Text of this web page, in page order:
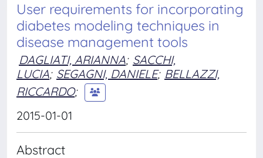
User requirements for incorporating
diabetes modeling techniques in
disease management tools
DAGLIATI, ARIANNA; SACCHI,
LUCIA; SEGAGNI, DANIELE; BELLAZZI,
RICCARDO;
2015-01-01
Abstract